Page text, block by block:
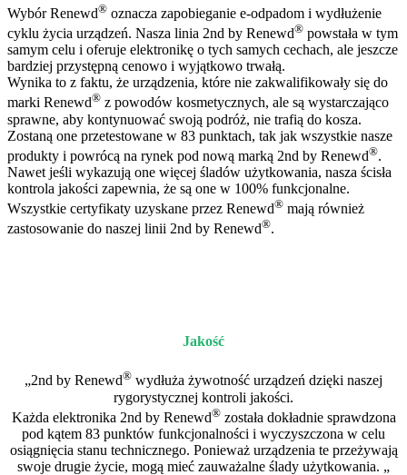
Wybór Renewd® oznacza zapobieganie e-odpadom i wydłużenie
cyklu życia urządzeń. Nasza linia 2nd by Renewd® powstała w tym
samym celu i oferuje elektronikę o tych samych cechach, ale jeszcze
bardziej przystępną cenowo i wyjątkowo trwałą.
Wynika to z faktu, że urządzenia, które nie zakwalifikowały się do
marki Renewd® z powodów kosmetycznych, ale są wystarczająco
sprawne, aby kontynuować swoją podróż, nie trafią do kosza.
Zostaną one przetestowane w 83 punktach, tak jak wszystkie nasze
produkty i powrócą na rynek pod nową marką 2nd by Renewd®.
Nawet jeśli wykazują one więcej śladów użytkowania, nasza ścisła
kontrola jakości zapewnia, że są one w 100% funkcjonalne.
Wszystkie certyfikaty uzyskane przez Renewd® mają również
zastosowanie do naszej linii 2nd by Renewd®.
Jakość
„2nd by Renewd® wydłuża żywotność urządzeń dzięki naszej
rygorystycznej kontroli jakości.
Każda elektronika 2nd by Renewd®została dokładnie sprawdzona
pod kątem 83 punktów funkcjonalności i wyczyszczona w celu
osiągnięcia stanu technicznego. Ponieważ urządzenia te przeżywają
swoje drugie życie, mogą mieć zauważalne ślady użytkowania. „